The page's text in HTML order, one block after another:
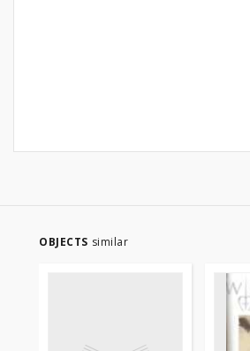
OBJECTS similar